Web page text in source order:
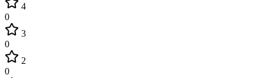
4
0
3
0
2
0